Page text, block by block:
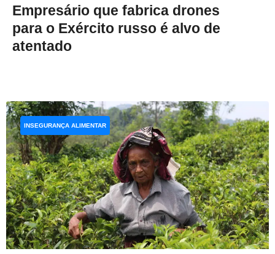
Empresário que fabrica drones
para o Exército russo é alvo de
atentado
INSEGURANÇA ALIMENTAR